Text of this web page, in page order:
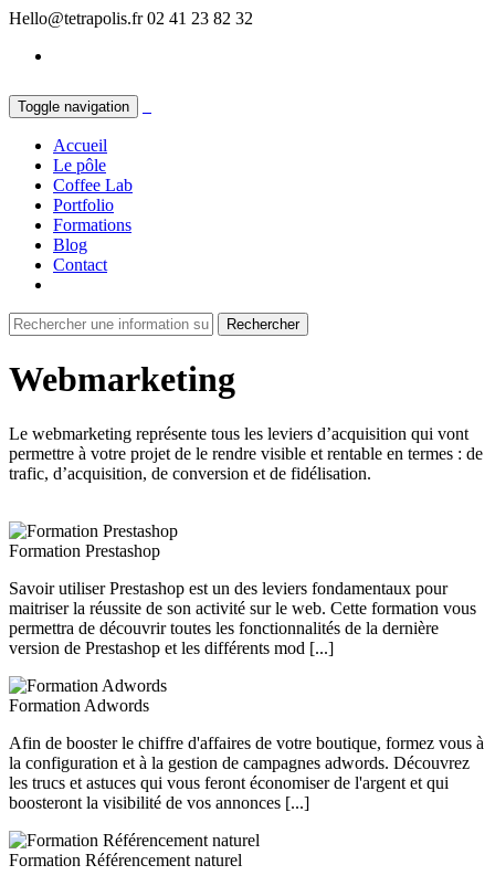
Hello@tetrapolis.fr 02 41 23 82 32
Toggle navigation
Accueil
Le pôle
Coffee Lab
Portfolio
Formations
Blog
Contact
Webmarketing
Le webmarketing représente tous les leviers d’acquisition qui vont
permettre à votre projet de le rendre visible et rentable en termes : de
trafic, d’acquisition, de conversion et de fidélisation.
Formation Prestashop
Savoir utiliser Prestashop est un des leviers fondamentaux pour
maitriser la réussite de son activité sur le web. Cette formation vous
permettra de découvrir toutes les fonctionnalités de la dernière
version de Prestashop et les différents mod [...]
Formation Adwords
Afin de booster le chiffre d'affaires de votre boutique, formez vous à
la configuration et à la gestion de campagnes adwords. Découvrez
les trucs et astuces qui vous feront économiser de l'argent et qui
boosteront la visibilité de vos annonces [...]
Formation Référencement naturel